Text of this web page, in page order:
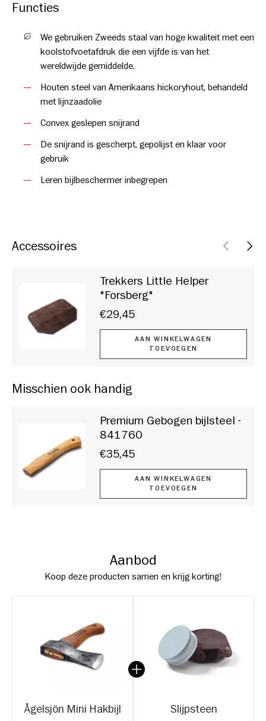
Functies
We gebruiken Zweeds staal van hoge kwaliteit met een
koolstofvoetafdruk die een vijfde is van het
wereldwijde gemiddelde.
Houten steel van Amerikaans hickoryhout, behandeld
met lijnzaadolie
Convex geslepen snijrand
De snijrand is gescherpt, gepolijst en klaar voor
gebruik
Leren bijlbeschermer inbegrepen
Accessoires VORIGE
Trekkers Little Helper
"Forsberg"
€29,45
AAN WINKELWAGEN
TOEVOEGEN
Misschien ook handig
Premium Gebogen bijlsteel -
841760
€35,45
AAN WINKELWAGEN
TOEVOEGEN
Aanbod
Koop deze producten samen en krijg korting!
Ågelsjön Mini Hakbijl Slijpsteen